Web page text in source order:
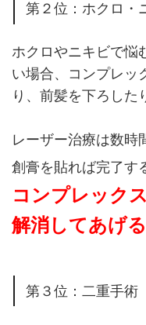
第２位：ホクロ・
ホクロやニキビで悩
い場合、コンプレッ
り、前髪を下ろした
レーザー治療は数時
創膏を貼れば完了す
コンプレック
解消してあげ
第３位：二重手術